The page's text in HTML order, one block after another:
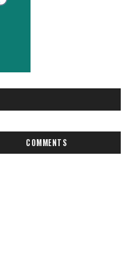
COMMENTS